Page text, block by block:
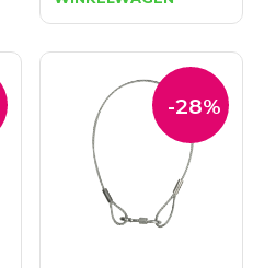
€12.04.€8.67.
-28%